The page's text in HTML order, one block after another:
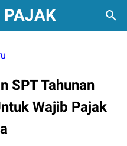
PAJAK
SPT Tahunan
Wajib Pajak